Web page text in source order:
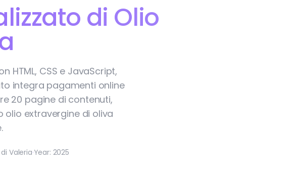
di Olio
CSS e JavaScript,
integra pagamenti online
20 pagine di contenuti,
olio extravergine di oliva
Valeria·Year: 2025